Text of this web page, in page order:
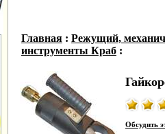
Главная : Режущий,
инструменты Краб :
Обсудить